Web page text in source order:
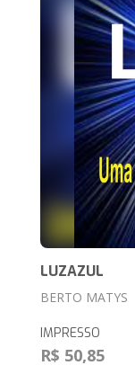
LUZAZUL
BERTO MATYS
IMPRESSO
R$ 50,85